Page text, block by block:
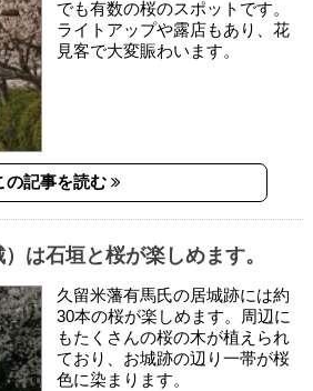
でも有数の桜のスポットです。
ライトアップや露店もあり、花
見客で大変賑わいます。
の記事を読む
は石垣と桜が楽しめます。
久留米藩有馬氏の居城跡には約
30本の桜が楽しめます。周辺に
もたくさんの桜の木が植えられ
ており、お城跡の辺り一帯が桜
色に染まります。